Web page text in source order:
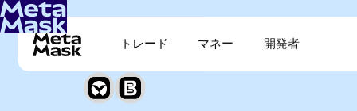
トレード マネー 開発者